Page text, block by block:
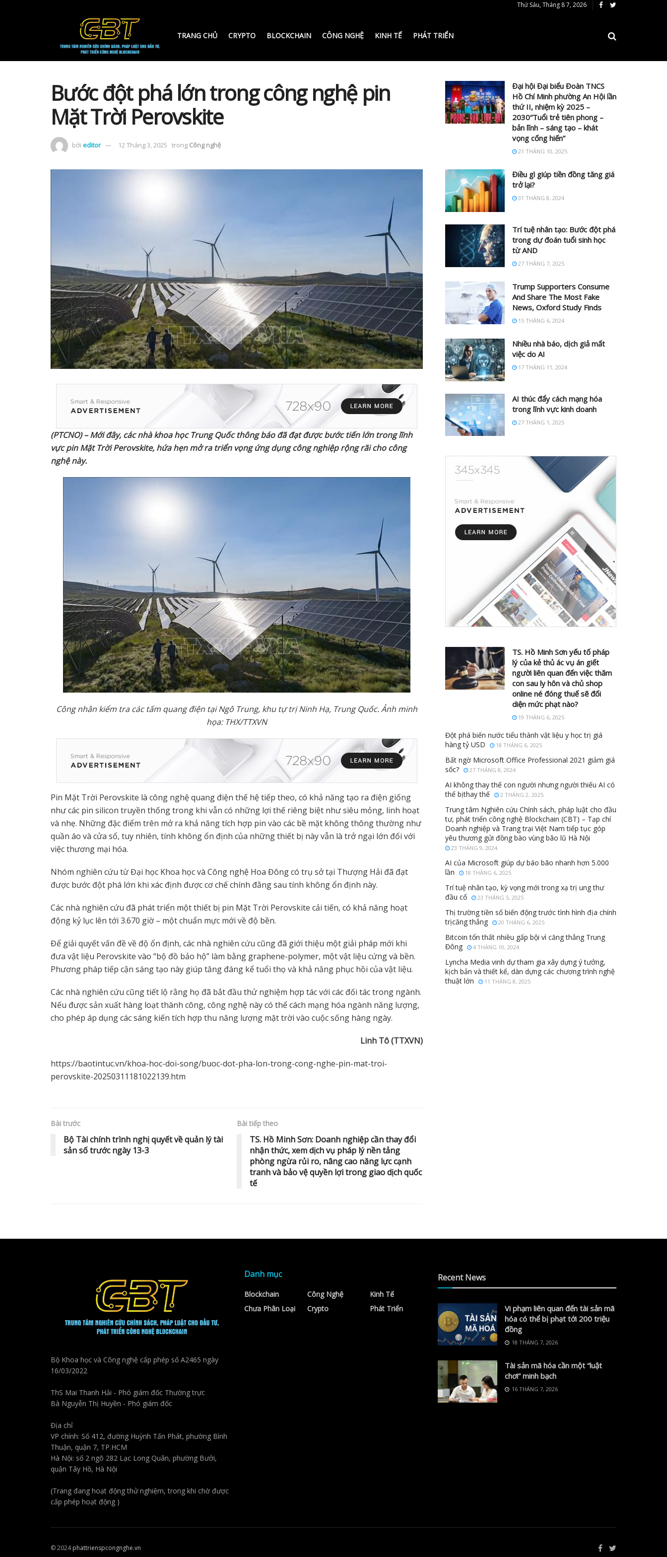
Thứ Sáu, Tháng 8 7, 2026
TRANG CHỦ CRYPTO BLOCKCHAIN CÔNG NGHỆ KINH TẾ PHÁT TRIỂN
Bước đột phá lớn trong công nghệ pin
Mặt Trời Perovskite
bởi editor 12 Tháng 3, 2025 trong Công nghệ
(PTCNO) – Mới đây, các nhà khoa học Trung Quốc thông báo đã đạt được bước tiến lớn trong lĩnh
vực pin Mặt Trời Perovskite, hứa hẹn mởra triển vọngứng dụng công nghiệp rộng rãi cho công
nghệnày.
Công nhân kiểm tra các tấm quang điện tại Ngô Trung, khu tựtrịNinh Hạ, Trung Quốc.Ảnh minh
họa: THX/TTXVN
Pin Mặt Trời Perovskite là công nghệ quang điện thế hệ tiếp theo, có khả năng tạo ra điện giống
như các pin silicon truyền thống trong khi vẫn có những lợi thế riêng biệt như siêu mỏng, linh hoạt
và nhẹ. Những đặc điểm trên mở ra khả năng tích hợp pin vào các bề mặt không thông thường như
quần áo và cửa sổ, tuy nhiên, tính không ổn định của những thiết bị này vẫn là trở ngại lớn đối với
việc thương mại hóa.
Nhóm nghiên cứu từ Đại học Khoa học và Công nghệ Hoa Đông có trụ sở tại Thượng Hải đã đạt
được bước đột phá lớn khi xác định được cơ chế chính đằng sau tính không ổn định này.
Các nhà nghiên cứu đã phát triển một thiết bị pin Mặt Trời Perovskite cải tiến, có khả năng hoạt
động kỷ lục lên tới 3.670 giờ – một chuẩn mực mới về độ bền.
Để giải quyết vấn đề về độ ổn định, các nhà nghiên cứu cũng đã giới thiệu một giải pháp mới khi
đưa vật liệu Perovskite vào “bộ đồ bảo hộ” làm bằng graphene-polymer, một vật liệu cứng và bền.
Phương pháp tiếp cận sáng tạo này giúp tăng đáng kể tuổi thọ và khả năng phục hồi của vật liệu.
Các nhà nghiên cứu cũng tiết lộ rằng họ đã bắt đầu thử nghiệm hợp tác với các đối tác trong ngành.
Nếu được sản xuất hàng loạt thành công, công nghệ này có thể cách mạng hóa ngành năng lượng,
cho phép áp dụng các sáng kiến tích hợp thu năng lượng mặt trời vào cuộc sống hàng ngày.
Linh Tô (TTXVN)
https://baotintuc.vn/khoa-hoc-doi-song/buoc-dot-pha-lon-trong-cong-nghe-pin-mat-troi-
perovskite-20250311181022139.htm
Bài trước
Bộ Tài chính trình nghị quyết về quản lý tài
sản số trước ngày 13-3
Bài tiếp theo
TS. Hồ Minh Sơn: Doanh nghiệp cần thay đổi
nhận thức, xem dịch vụ pháp lý nền tảng
phòng ngừa rủi ro, nâng cao năng lực cạnh
tranh và bảo vệ quyền lợi trong giao dịch quốc
tế
Đại hội Đại biểu Đoàn TNCS
Hồ Chí Minh phường An Hội lần
thứ II, nhiệm kỳ 2025 –
2030“Tuổi trẻ tiên phong –
bản lĩnh – sáng tạo – khát
vọng cống hiến”
21 THÁNG 10, 2025
Điều gì giúp tiền đồng tăng giá
trở lại?
31 THÁNG 8, 2024
Trí tuệ nhân tạo: Bước đột phá
trong dự đoán tuổi sinh học
từ AND
27 THÁNG 7, 2025
Trump Supporters Consume
And Share The Most Fake
News, Oxford Study Finds
15 THÁNG 6, 2024
Nhiều nhà báo, dịch giả mất
việc do AI
17 THÁNG 11, 2024
AI thúc đẩy cách mạng hóa
trong lĩnh vực kinh doanh
27 THÁNG 1, 2025
TS. Hồ Minh Sơn yếu tố pháp
lý của kẻ thủ ác vụ án giết
người liên quan đến việc thăm
con sau ly hôn và chủ shop
online né đóng thuế sẽ đối
diện mức phạt nào?
19 THÁNG 6, 2025
Đột phá biến nước tiểu thành vật liệu y học trị giá
hàng tỷ USD
18 THÁNG 6, 2025
Bất ngờ Microsoft Office Professional 2021 giảm giá
sốc?
27 THÁNG 8, 2024
AI không thay thế con người nhưng người thiếu AI có
thể bịthay thế
2 THÁNG 2, 2025
Trung tâm Nghiên cứu Chính sách, pháp luật cho đầu
tư, phát triển công nghệ Blockchain (CBT) – Tạp chí
Doanh nghiệp và Trang trại Việt Nam tiếp tục góp
yêu thương gửi đồng bào vùng bão lũ Hà Nội
23 THÁNG 9, 2024
AI của Microsoft giúp dự báo bão nhanh hơn 5.000
lần
18 THÁNG 6, 2025
Trí tuệ nhân tạo, kỳ vọng mới trong xạ trị ung thư
đầu cổ
23 THÁNG 5, 2025
Thị trường tiền số biến động trước tình hình địa chính
trịcăng thẳng
20 THÁNG 6, 2025
Bitcoin tổn thất nhiều gấp bội vì căng thẳng Trung
Đông
4 THÁNG 10, 2024
Lyncha Media vinh dự tham gia xây dựng ý tưởng,
kịch bản và thiết kế, dàn dựng các chương trình nghệ
thuật lớn
11 THÁNG 8, 2025
Bộ Khoa học và Công nghệ cấp phép số A2465 ngày
16/03/2022
ThS Mai Thanh Hải - Phó giám đốc Thường trực
Bà Nguyễn Thị Huyền - Phó giám đốc
Địa chỉ
VP chính: Số 412, đường Huỳnh Tấn Phát, phường Bình
Thuận, quận 7, TP.HCM
Hà Nội: số 2 ngõ 282 Lạc Long Quân, phường Bưởi,
quận Tây Hồ, Hà Nội
(Trang đang hoạt động thử nghiệm, trong khi chờ được
cấp phép hoạt động )
Danh mục
Blockchain
Chưa Phân Loại
Công Nghệ
Crypto
Kinh Tế
Phát Triển
Recent News
Vi phạm liên quan đến tài sản mã
hóa có thể bị phạt tới 200 triệu
đồng
18 THÁNG 7, 2026
Tài sản mã hóa cần một “luật
chơi” minh bạch
16 THÁNG 7, 2026
© 2024phattrienspcongnghe.vn